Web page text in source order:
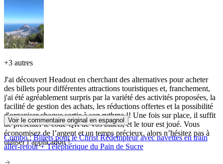
+3 autres
J'ai découvert Headout en cherchant des alternatives pour acheter
des billets pour différentes attractions touristiques et, franchement,
j'ai été agréablement surpris par la variété des activités proposées, la
facilité de gestion des achats, les réductions offertes et la possibilité
d'organiser chaque sortie à son rythme !! Une fois sur place, il suffit
de présenter le code QR de vos billets, et le tour est joué. Vous
économisez de l’argent et un temps précieux, alors n’hésitez pas à
utiliser l’application !
Voir le commentaire original en espagnol
Combo : Billets pour le Christ Rédempteur avec navettes en train
aller-retour + Téléphérique du Pain de Sucre